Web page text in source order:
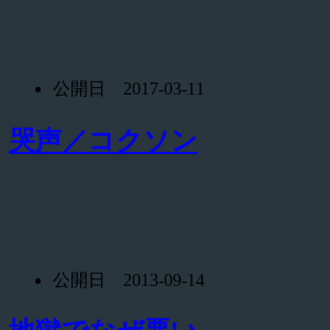
公開日 2017-03-11
哭声／コクソン
公開日 2013-09-14